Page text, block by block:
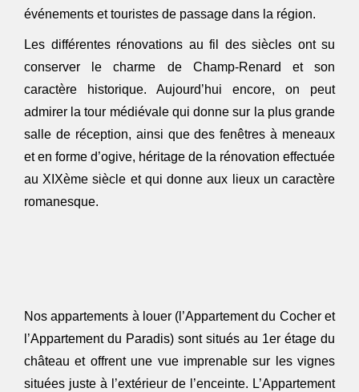
événements et touristes de passage dans la région.
Les différentes rénovations au fil des siècles ont su
conserver le charme de Champ-Renard et son
caractère historique. Aujourd’hui encore, on peut
admirer la tour médiévale qui donne sur la plus grande
salle de réception, ainsi que des fenêtres à meneaux
et en forme d’ogive, héritage de la rénovation effectuée
au XIXème siècle et qui donne aux lieux un caractère
romanesque.
Nos appartements à louer (l’Appartement du Cocher et
l’Appartement du Paradis) sont situés au 1er étage du
château et offrent une vue imprenable sur les vignes
situées juste à l’extérieur de l’enceinte. L’Appartement